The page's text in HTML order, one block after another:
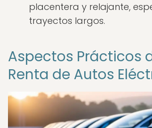
placentera y relajante,
trayectos largos.
Aspectos Prácticos
Renta de Autos